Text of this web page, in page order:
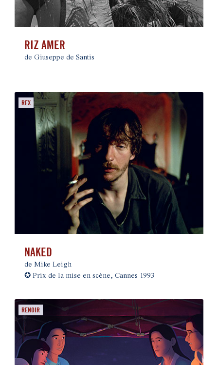
RIZ AMER
de Giuseppe de Santis
REX
NAKED
de Mike Leigh
✪ Prix de la mise en scène, Cannes 1993
RENOIR